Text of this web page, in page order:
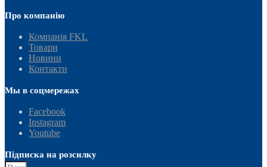
Про компанію
Компанія FKL
Товари
Новини
Контакти
Мы в соцмережах
Facebook
Instagram
Youtube
Підписка на розсилку